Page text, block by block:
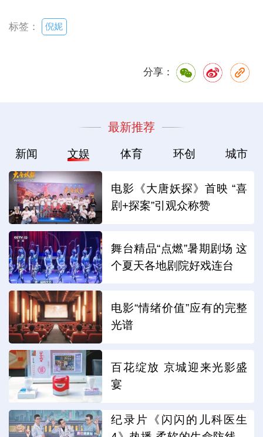
标签： 倪妮
分享：
最新推荐
新闻 文娱 体育 环创 城市
电影《大唐妖探》首映 “喜
剧+探案”引观众称赞
舞台精品“点燃”暑期剧场 这
个夏天各地剧院好戏连台
电影“情绪价值”应有的完整
光谱
百花绽放 京城迎来光影盛
宴
纪录片《闪闪的儿科医生